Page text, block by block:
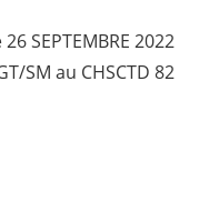
SEPTEMBRE 2022
SM au CHSCTD 82